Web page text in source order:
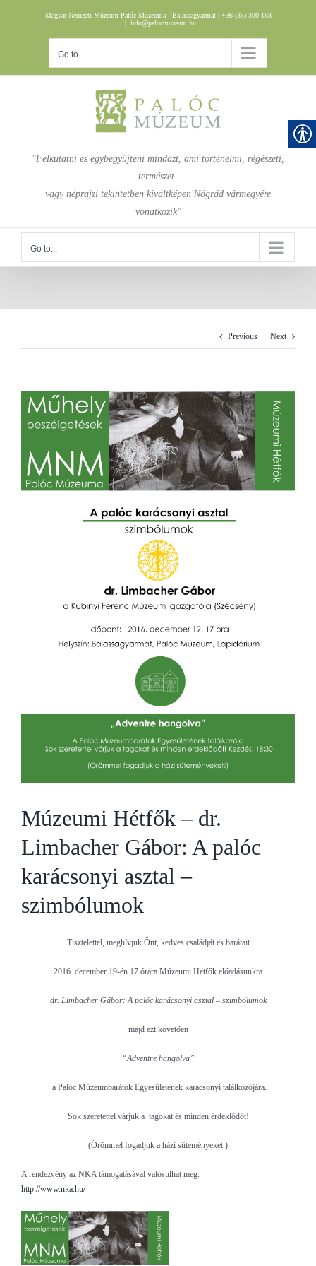
Magyar Nemzeti Múzeum Palóc Múzeuma - Balassagyarmat | +36 (35) 300 168
| info@palocmuzeum.hu
Go to...
"Felkutatni és egybegyűjteni mindazt, ami történelmi, régészeti,
természet-
vagy néprajzi tekintetben kiváltképen Nógrád vármegyére
vonatkozik"
Go to...
Previous Next
View
Larger
Image
Múzeumi Hétfők – dr.
Limbacher Gábor: A palóc
karácsonyi asztal –
szimbólumok
Tisztelettel, meghívjuk Önt, kedves családját és barátait
2016. december 19-én 17 órára Múzeumi Hétfők előadásunkra
dr. Limbacher Gábor: A palóc karácsonyi asztal – szimbólumok
majd ezt követően
“Adventre hangolva”
a Palóc Múzeumbarátok Egyesületének karácsonyi találkozójára.
Sok szeretettel várjuk a tagokat és minden érdeklődőt!
(Örömmel fogadjuk a házi süteményeket.)
A rendezvény az NKA támogatásával valósulhat meg.
http://www.nka.hu/